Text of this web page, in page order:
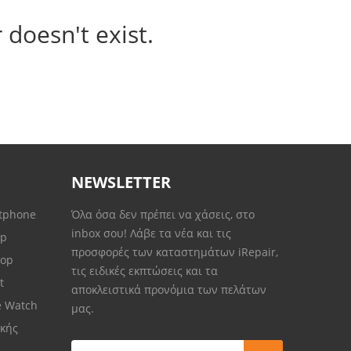
exist.
Watch
NEWSLETTER
Όλα όσα δεν πρέπει να χάσεις, στο
inbox σου! Λάβε τα νέα και τις
προσφορές των καταστημάτων iRepair,
τις ειδικές εκπτώσεις και τα
αποκλειστικά προνόμια των πελάτων
μας.